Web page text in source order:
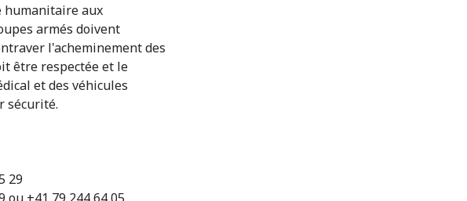
humanitaire aux
armés doivent
l'acheminement des
être respectée et le
et des véhicules
sécurité.
29